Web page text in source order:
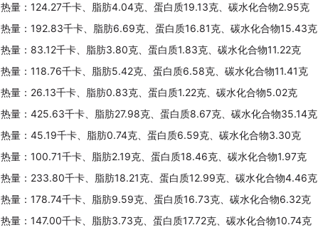
热量：124.27千卡、脂肪4.04克、蛋白质19.13克、碳水化合物2.95克
热量：192.83千卡、脂肪6.69克、蛋白质16.81克、碳水化合物15.43克
热量：83.12千卡、脂肪3.80克、蛋白质1.83克、碳水化合物11.22克
热量：118.76千卡、脂肪5.42克、蛋白质6.58克、碳水化合物11.41克
热量：26.13千卡、脂肪0.83克、蛋白质1.22克、碳水化合物5.02克
热量：425.63千卡、脂肪27.98克、蛋白质8.67克、碳水化合物35.14克
热量：45.19千卡、脂肪0.74克、蛋白质6.59克、碳水化合物3.30克
热量：100.71千卡、脂肪2.19克、蛋白质18.46克、碳水化合物1.97克
热量：233.80千卡、脂肪18.21克、蛋白质12.99克、碳水化合物4.46克
热量：178.74千卡、脂肪9.59克、蛋白质16.73克、碳水化合物6.32克
热量：147.00千卡、脂肪3.73克、蛋白质17.72克、碳水化合物10.74克